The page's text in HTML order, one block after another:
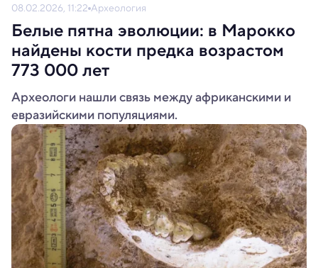
08.02.2026, 11:22 Археология
Белые пятна эволюции: в Марокко
найдены кости предка возрастом
773 000 лет
Археологи нашли связь между африканскими и
евразийскими популяциями.